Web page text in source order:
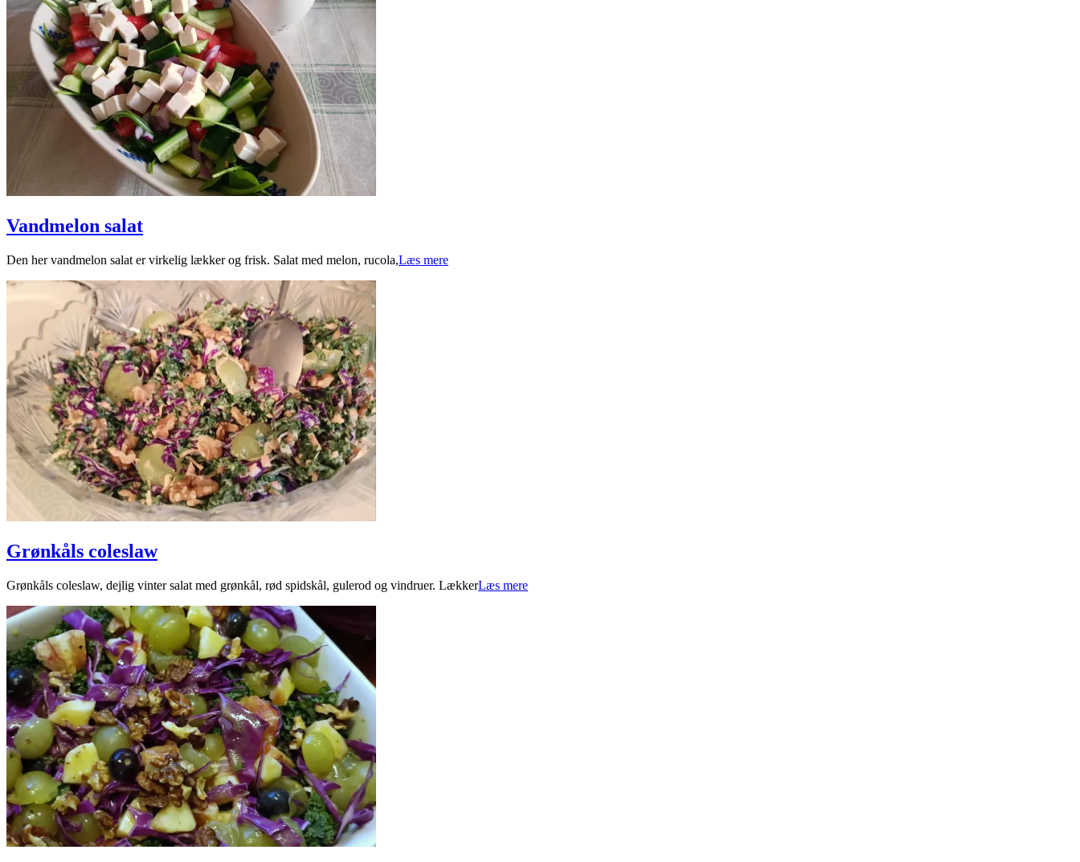
Vandmelon salat
2025-
25
Den her vandmelon salat er virkelig lækker og frisk. Salat med melon, rucola,Læs mere
Grønkåls coleslaw
2025-
13
Grønkåls coleslaw, dejlig vinter salat med grønkål, rød spidskål, gulerod og vindruer. LækkerLæs mere